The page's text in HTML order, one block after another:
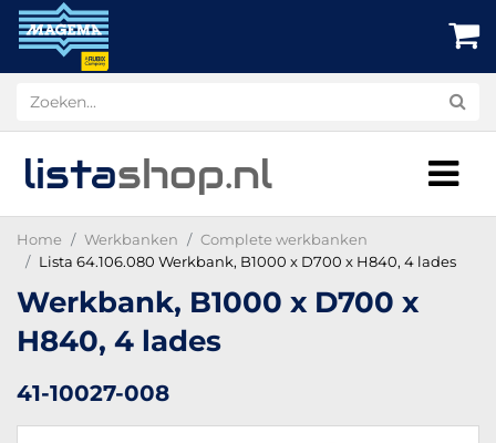
listashop.nl
Home Werkbanken
Complete werkbanken
Lista 64.106.080 Werkbank, B1000 x D700 x H840, 4 lades
Werkbank, B1000 x D700 x
H840, 4 lades
41-10027-008